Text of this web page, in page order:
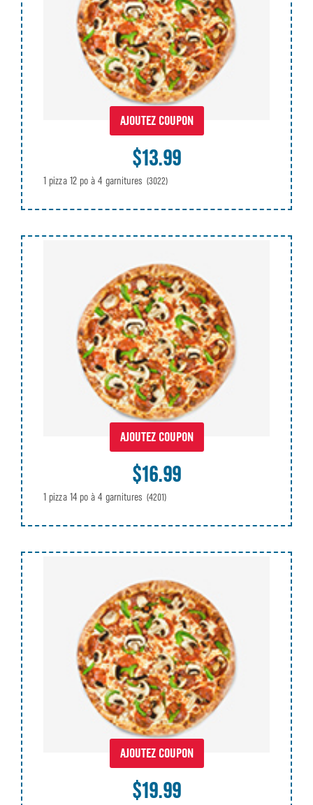
AJOUTEZ COUPON
$13.99
1 pizza 12 po à 4 garnitures (3022)
AJOUTEZ COUPON
$16.99
1 pizza 14 po à 4 garnitures (4201)
AJOUTEZ COUPON
$19.99